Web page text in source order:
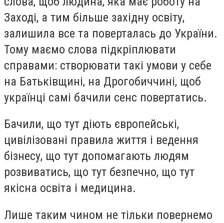
Заході, а тим більше західну освіту,
залишила все та поверталась до України.
Тому маємо слова підкріплювати
справами: створювати такі умови у себе
на Батьківщині, на Дрогобиччині, щоб
українці самі бачили сенс повертатись.
Бачили, що тут діють європейські,
цивілізовані правила життя і ведення
бізнесу, що тут допомагають людям
розвиватись, що тут безпечно, що тут
якісна освіта і медицина.
Лише таким чином не тільки повернемо